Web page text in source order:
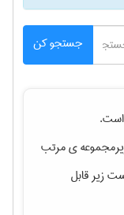
جستجو کن
است.
ی مرتب
زیر قابل